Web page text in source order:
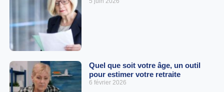
Quel que soit votre âge, un outil
pour estimer votre retraite
6 février 2026